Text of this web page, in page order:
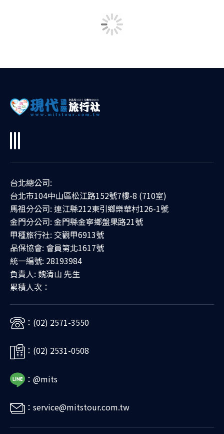
台北總公司:
台北市104中山區松江路152號7樓-8 (710室)
馬祖分公司: 連江縣212東引鄉樂華村126-1號
金門分公司: 金門縣金寧鄉盤果路21號
甲種旅行社: 交觀甲6913號
品保協會: 會員第北1617號
統一編號: 28193984
負責人: 魏清山 先生
累積人次：
：(02) 2571-3550
：(02) 2531-0508
：@mits
：service@mitstour.com.tw